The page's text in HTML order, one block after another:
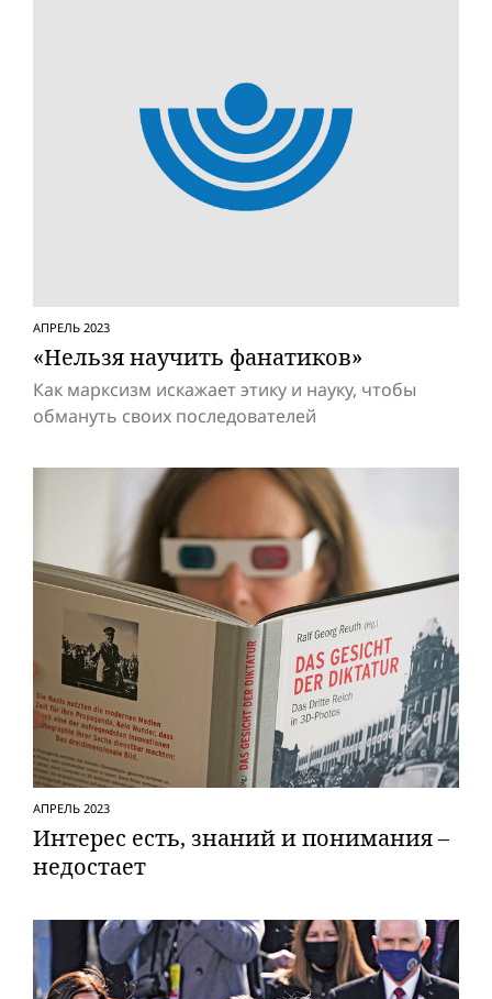
АПРЕЛЬ 2023
«Нельзя научить фанатиков»
Как марксизм искажает этику и науку, чтобы
обмануть своих последователей
АПРЕЛЬ 2023
Интерес есть, знаний и понимания –
недостает